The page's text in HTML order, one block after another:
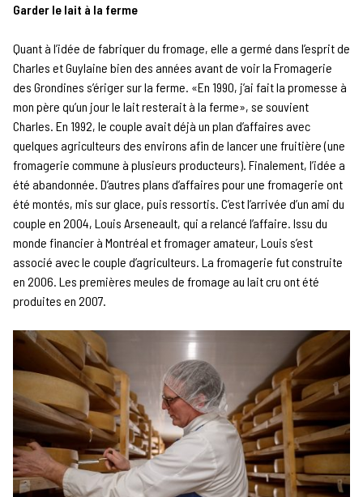
Garder le lait à la ferme
Quant à l’idée de fabriquer du fromage, elle a germé dans l’esprit de
Charles et Guylaine bien des années avant de voir la Fromagerie
des Grondines s’ériger sur la ferme. «En 1990, j’ai fait la promesse à
mon père qu’un jour le lait resterait à la ferme», se souvient
Charles. En 1992, le couple avait déjà un plan d’affaires avec
quelques agriculteurs des environs afin de lancer une fruitière (une
fromagerie commune à plusieurs producteurs). Finalement, l’idée a
été abandonnée. D’autres plans d’affaires pour une fromagerie ont
été montés, mis sur glace, puis ressortis. C’est l’arrivée d’un ami du
couple en 2004, Louis Arseneault, qui a relancé l’affaire. Issu du
monde financier à Montréal et fromager amateur, Louis s’est
associé avec le couple d’agriculteurs. La fromagerie fut construite
en 2006. Les premières meules de fromage au lait cru ont été
produites en 2007.